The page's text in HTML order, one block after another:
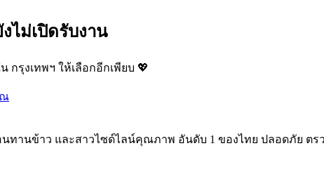
ไม่เปิดรับงาน
น กรุงเทพฯ ให้เลือกอีกเพียบ 💖
ณ
ทานข้าว และสาวไซด์ไลน์คุณภาพ อันดับ 1 ของไทย ปลอดภัย ตร